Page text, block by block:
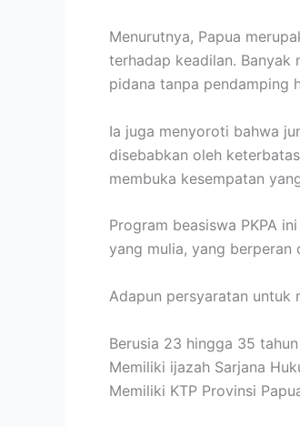
Menurutnya, Papua
terhadap keadilan. Banyak
pidana tanpa pendamping
Ia juga menyoroti bahwa
disebabkan oleh
membuka kesempatan
Program beasiswa PKPA
yang mulia, yang berperan
Adapun persyaratan untuk
Berusia 23 hingga 35 tahun
Memiliki ijazah Sarjana
Memiliki KTP Provinsi